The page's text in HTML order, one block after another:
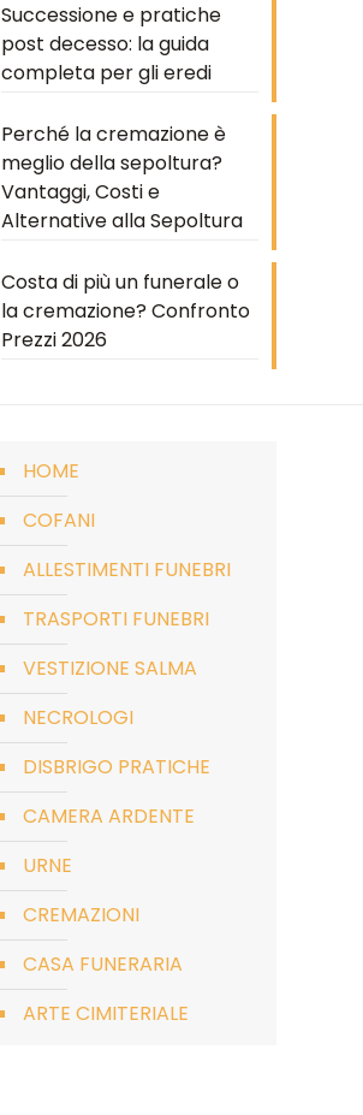
Successione e pratiche
post decesso: la guida
completa per gli eredi
Perché la cremazione è
meglio della sepoltura?
Vantaggi, Costi e
Alternative alla Sepoltura
Costa di più un funerale o
la cremazione? Confronto
Prezzi 2026
HOME
COFANI
ALLESTIMENTI FUNEBRI
TRASPORTI FUNEBRI
VESTIZIONE SALMA
NECROLOGI
DISBRIGO PRATICHE
CAMERA ARDENTE
URNE
CREMAZIONI
CASA FUNERARIA
ARTE CIMITERIALE